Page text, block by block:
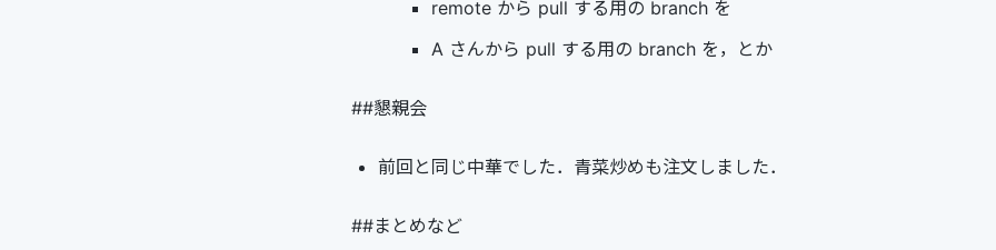
remote から pull する用の branch を
A さんから pull する用の branch を，とか
##懇親会
前回と同じ中華でした．青菜炒めも注文しました．
##まとめなど